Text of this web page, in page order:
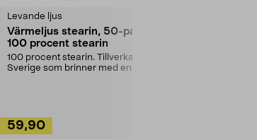
Levande ljus
Värmeljus stearin, 50-pack,
100 procent stearin
100 procent stearin. Tillverkade i
Sverige som brinner med en
59,90